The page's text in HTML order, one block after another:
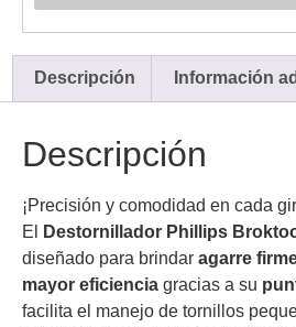
Descripción Información
Descripción
¡Precisión y comodidad en cada
El
Destornillador Phillips
diseñado para brindar agarre
mayor eficiencia gracias a su
facilita el manejo de tornillos